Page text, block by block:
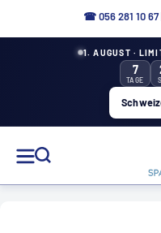
☎ 056 281 10 67
1. AUGUST ·
7
TAGE
de